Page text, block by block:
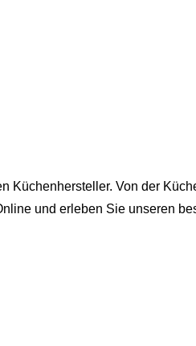
Von der
und erleben Sie unseren